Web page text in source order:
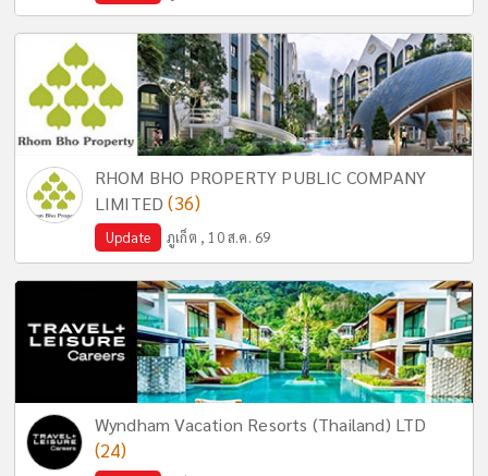
RHOM BHO PROPERTY PUBLIC COMPANY
LIMITED(36)
Update ภูเก็ต , 10 ส.ค. 69
Wyndham Vacation Resorts (Thailand) LTD
(24)